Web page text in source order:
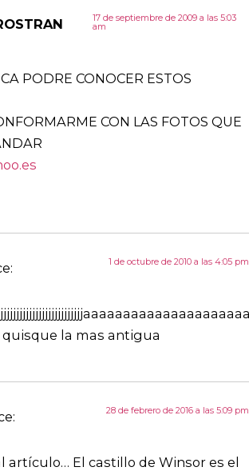
17 de septiembre de 2009 a las 5:03
am
PODRE CONOCER ESTOS
CON LAS FOTOS QUE
1 de octubre de 2010 a las 4:05 pm
quisque la mas antigua
28 de febrero de 2016 a las 5:09 pm
artículo… El castillo de Winsor es el